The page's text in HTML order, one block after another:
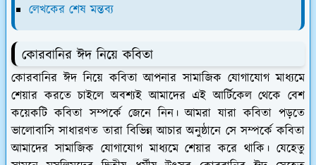
লেখকের শেষ মন্তব্য
কোরবানির ঈদ নিয়ে কবিতা
কোরবানির ঈদ নিয়ে কবিতা আপনার সামাজিক যোগাযোগ মাধ্যমে
শেয়ার করতে চাইলে অবশ্যই আমাদের এই আর্টিকেল থেকে বেশ
কয়েকটি কবিতা সম্পর্কে জেনে নিন। আমরা যারা কবিতা পড়তে
ভালোবাসি সাধারণত তারা বিভিন্ন আচার অনুষ্ঠানে সে সম্পর্কে কবিতা
আমাদের সামাজিক যোগাযোগ মাধ্যমে শেয়ার করে থাকি। যেহেতু